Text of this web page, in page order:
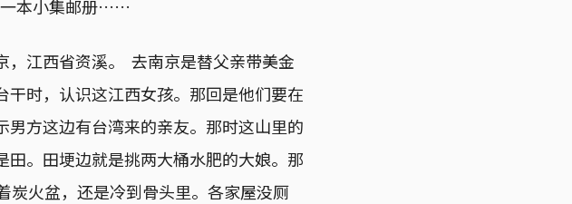
一本小集邮册……
，江西省资溪。 去南京是替父亲带美金
时，认识这江西女孩。那回是他们要在
方这边有台湾来的亲友。那时这山里的
。田埂边就是挑两大桶水肥的大娘。那
炭火盆，还是冷到骨头里。各家屋没厕